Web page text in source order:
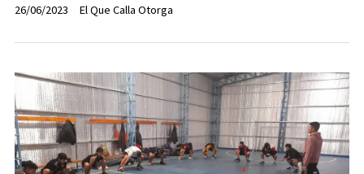
El Que Calla Otorga
26/06/2023